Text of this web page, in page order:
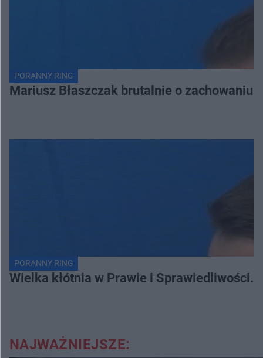
PORANNY RING
Mariusz Błaszczak brutalnie o zachowaniu
PORANNY RING
Wielka kłótnia w Prawie i Sprawiedliwości.
NAJWAŻNIEJSZE: